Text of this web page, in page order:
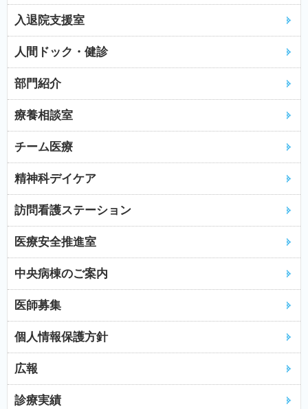
入退院支援室
人間ドック・健診
部門紹介
療養相談室
チーム医療
精神科デイケア
訪問看護ステーション
医療安全推進室
中央病棟のご案内
医師募集
個人情報保護方針
広報
診療実績